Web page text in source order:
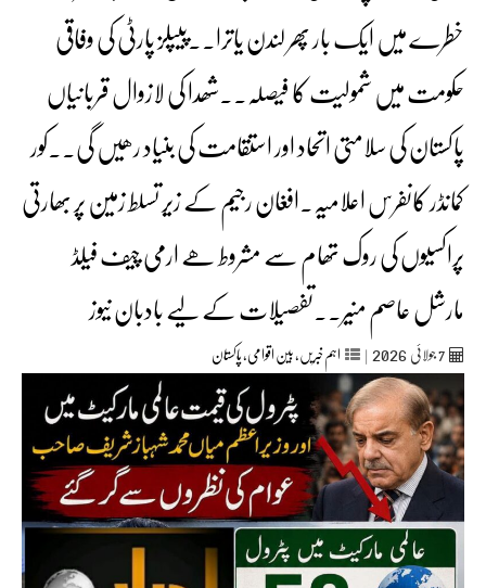
خطرے میں ایک بار پھر لندن یاترا۔۔پیپلز پارٹی کی وفاقی
حکومت میں شمولیت کا فیصلہ۔۔شھدا کی لازوال قربانیاں
پاکستان کی سلامتی اتحاد اور استقامت کی بنیاد رھیں گی۔۔کور
کمانڈر کانفرس اعلامیہ۔افغان رجیم کے زیر تسلط زمین پر بھارتی
پراکسیوں کی روک تھام سے مشروط ھے ارمی چیف فیلڈ
مارشل عاصم منیر۔۔تفصیلات کے لیے بادبان نیوز
7جولائی | اہم خبریں,بین اقوامی,پاکستان